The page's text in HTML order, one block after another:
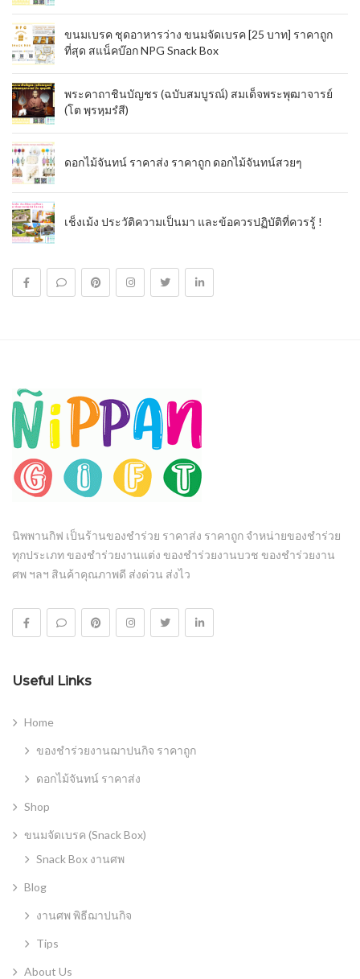
ขนมเบรค ชุดอาหารว่าง ขนมจัดเบรค [25 บาท] ราคาถูก
ที่สุด สแน็คบ๊อก NPG Snack Box
พระคาถาชินบัญชร (ฉบับสมบูรณ์) สมเด็จพระพุฒาจารย์
(โต พฺรหฺมรํสี)
ดอกไม้จันทน์ ราคาส่ง ราคาถูก ดอกไม้จันทน์สวยๆ
เช็งเม้ง ประวัติความเป็นมา และข้อควรปฏิบัติที่ควรรู้ !
นิพพานกิฟ เป็นร้านของชำร่วย ราคาส่ง ราคาถูก จำหน่ายของชำร่วย
ทุกประเภท ของชำร่วยงานแต่ง ของชำร่วยงานบวช ของชำร่วยงาน
ศพ ฯลฯ สินค้าคุณภาพดี ส่งด่วน ส่งไว
Useful Links
Home
ของชำร่วยงานฌาปนกิจ ราคาถูก
ดอกไม้จันทน์ ราคาส่ง
Shop
ขนมจัดเบรค (Snack Box)
Snack Box งานศพ
Blog
งานศพ พิธีฌาปนกิจ
Tips
About Us